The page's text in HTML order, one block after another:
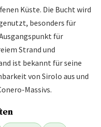
Küste. Die Bucht wird
besonders für
für
Strand und
ist bekannt für seine
von Sirolo aus und
Massivs.